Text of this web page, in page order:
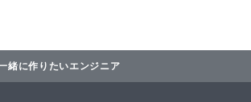
緒に作りたいエンジニア